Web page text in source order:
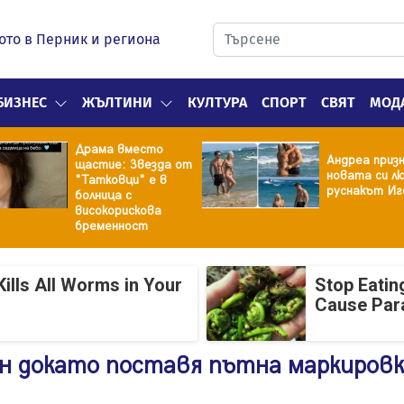
в Перник и региона
ЖЪЛТИНИ КУЛТУРА СПОРТ СВЯТ
Драма вместо
щастие: Звезда от
"Татковци" е в
болница с
високорискова
бременност
Андреа
новата си
руснакът
All Worms in Your
Stop
Cause
докато поставя пътна